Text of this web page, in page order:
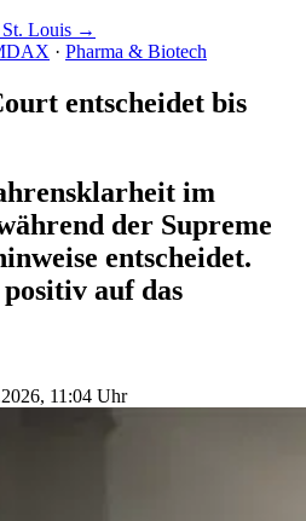
Louis →
· Pharma & Biotech
entscheidet bis
im
der Supreme
entscheidet.
auf das
11:04 Uhr